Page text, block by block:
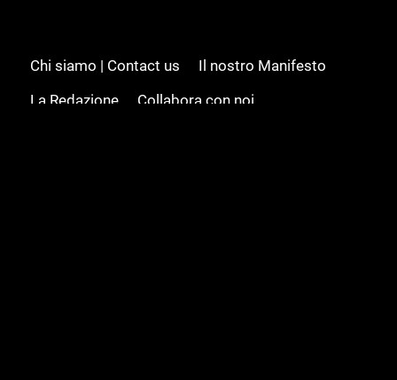
Chi siamo | Contact us
Il nostro Manifesto
La Redazione
Collabora con noi